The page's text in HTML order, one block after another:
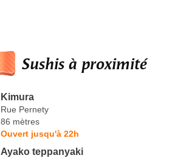
Sushis à proximité
Kimura
Rue Pernety
86 mètres
Ouvert jusqu'à 22h
Ayako teppanyaki